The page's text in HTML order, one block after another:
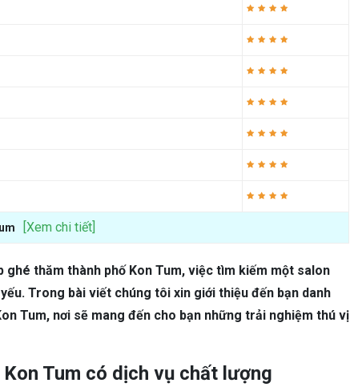
[Xem chi tiết]
thăm thành phố Kon Tum, việc tìm kiếm một salon
Trong bài viết chúng tôi xin giới thiệu đến bạn danh
Tum, nơi sẽ mang đến cho bạn những trải nghiệm thú vị
Tum có dịch vụ chất lượng